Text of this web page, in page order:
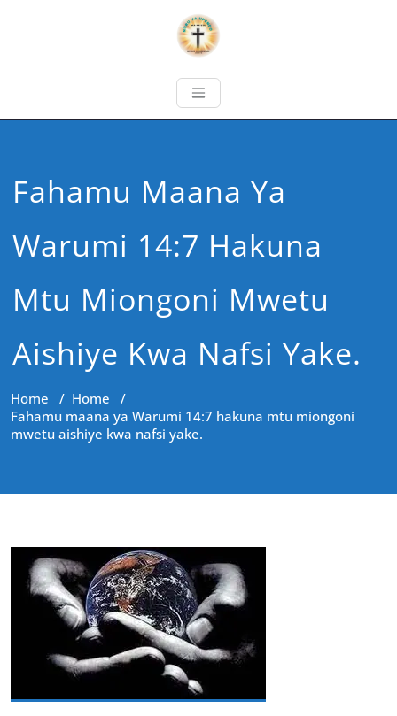
Fahamu Maana Ya
Warumi 14:7 Hakuna
Mtu Miongoni Mwetu
Aishiye Kwa Nafsi Yake.
Home / Home /
Fahamu maana ya Warumi 14:7 hakuna mtu miongoni
mwetu aishiye kwa nafsi yake.